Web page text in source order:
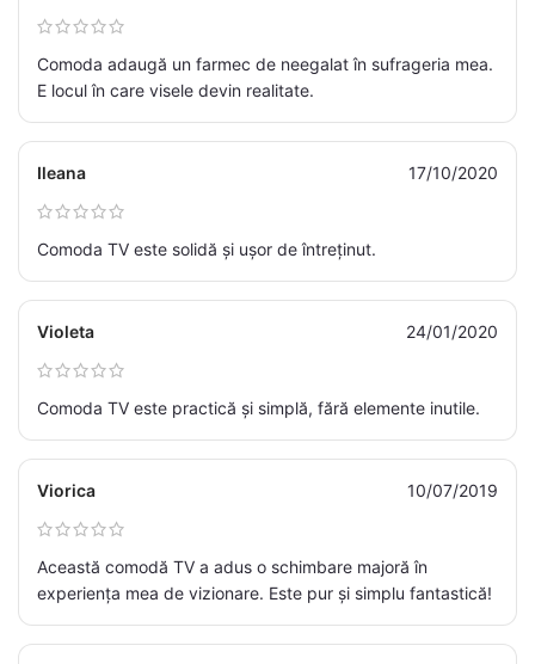
Comoda adaugă un farmec de neegalat în sufrageria mea.
E locul în care visele devin realitate.
Ileana 17/10/2020
Comoda TV este solidă și ușor de întreținut.
Violeta 24/01/2020
Comoda TV este practică și simplă, fără elemente inutile.
Viorica 10/07/2019
Această comodă TV a adus o schimbare majoră în
experiența mea de vizionare. Este pur și simplu fantastică!